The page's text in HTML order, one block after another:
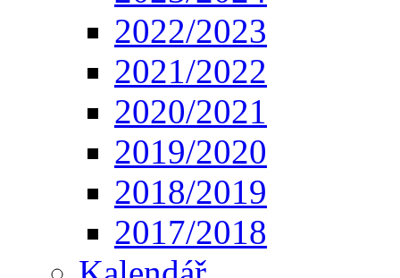
2022/2023
2021/2022
2020/2021
2019/2020
2018/2019
2017/2018